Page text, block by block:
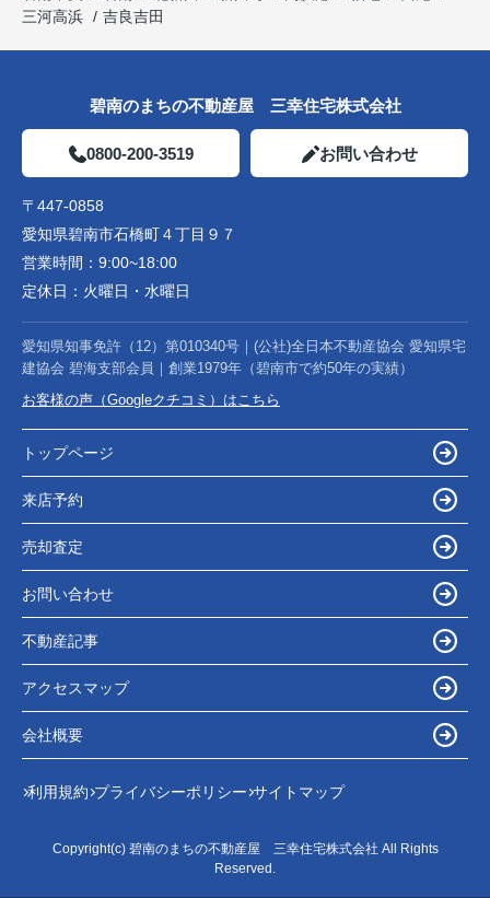
三河高浜
吉良吉田
碧南のまちの不動産屋 三幸住宅株式会社
0800-200-3519 お問い合わせ
〒447-0858
愛知県碧南市石橋町４丁目９７
営業時間： 9:00~18:00
定休日： 火曜日・水曜日
愛知県知事免許（12）第010340号｜(公社)全日本不動産協会 愛知県宅
建協会 碧海支部会員｜創業1979年（碧南市で約50年の実績）
お客様の声（Googleクチコミ）はこちら
トップページ
来店予約
売却査定
お問い合わせ
不動産記事
アクセスマップ
会社概要
利用規約 プライバシーポリシー サイトマップ
Copyright(c) 碧南のまちの不動産屋 三幸住宅株式会社 All Rights
Reserved.